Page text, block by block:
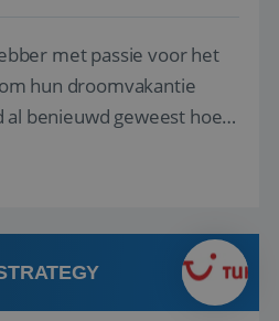
met passie voor het
hun droomvakantie
al benieuwd geweest hoe
Dan is een
leergie...